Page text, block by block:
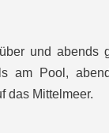
und abends
am Pool,
das Mittelmeer.